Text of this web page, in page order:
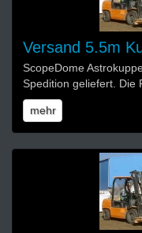
Versand 5.5m
ScopeDome
Spedition geliefert. Die
mehr